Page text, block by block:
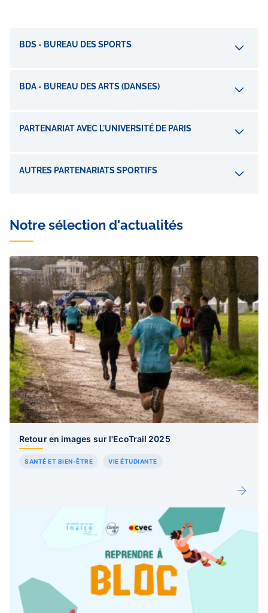
BDS - BUREAU DES SPORTS
BDA - BUREAU DES ARTS (DANSES)
PARTENARIAT AVEC L'UNIVERSITÉ DE PARIS
AUTRES PARTENARIATS SPORTIFS
Notre sélection d'actualités
Retour en images sur l'EcoTrail 2025
SANTÉ ET BIEN-ÊTRE VIE ÉTUDIANTE